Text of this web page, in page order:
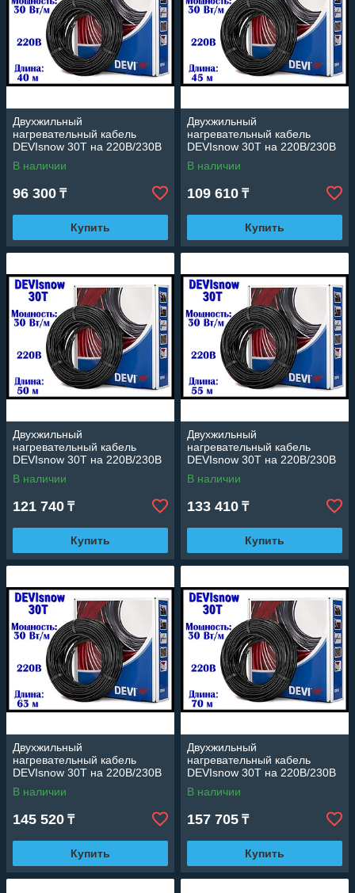
Двухжильный
нагревательный кабель
DEVIsnow 30T на 220В/230В
- 40 м. (DTCE-30, длина: 40
м., мощность: 1250 Вт)
В наличии
96 300 ₸
Купить
Двухжильный
нагревательный кабель
DEVIsnow 30T на 220В/230В
- 45 м. (DTCE-30, длина: 45
м., мощность: 1350 Вт)
В наличии
109 610 ₸
Купить
Двухжильный
нагревательный кабель
DEVIsnow 30T на 220В/230В
- 50 м. (DTCE-30, длина: 50
м., мощность: 1440 Вт)
В наличии
121 740 ₸
Купить
Двухжильный
нагревательный кабель
DEVIsnow 30T на 220В/230В
- 55 м. (DTCE-30, длина: 55
м., мощность: 1700 Вт)
В наличии
133 410 ₸
Купить
Двухжильный
нагревательный кабель
DEVIsnow 30T на 220В/230В
- 63 м. (DTCE-30, длина: 63
м., мощность: 1860 Вт)
В наличии
145 520 ₸
Купить
Двухжильный
нагревательный кабель
DEVIsnow 30T на 220В/230В
- 70 м. (DTCE-30, длина: 70
м., мощность: 2060 Вт)
В наличии
157 705 ₸
Купить